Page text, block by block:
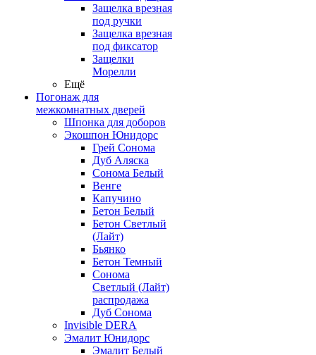
Защелка врезная
под ручки
Защелка врезная
под фиксатор
Защелки
Морелли
Ещё
Погонаж для
межкомнатных дверей
Шпонка для доборов
Экошпон Юнидорс
Грей Сонома
Дуб Аляска
Сонома Белый
Венге
Капучино
Бетон Белый
Бетон Светлый
(Лайт)
Бьянко
Бетон Темный
Сонома
Светлый (Лайт)
распродажа
Дуб Сонома
Invisible DERA
Эмалит Юнидорс
Эмалит Белый